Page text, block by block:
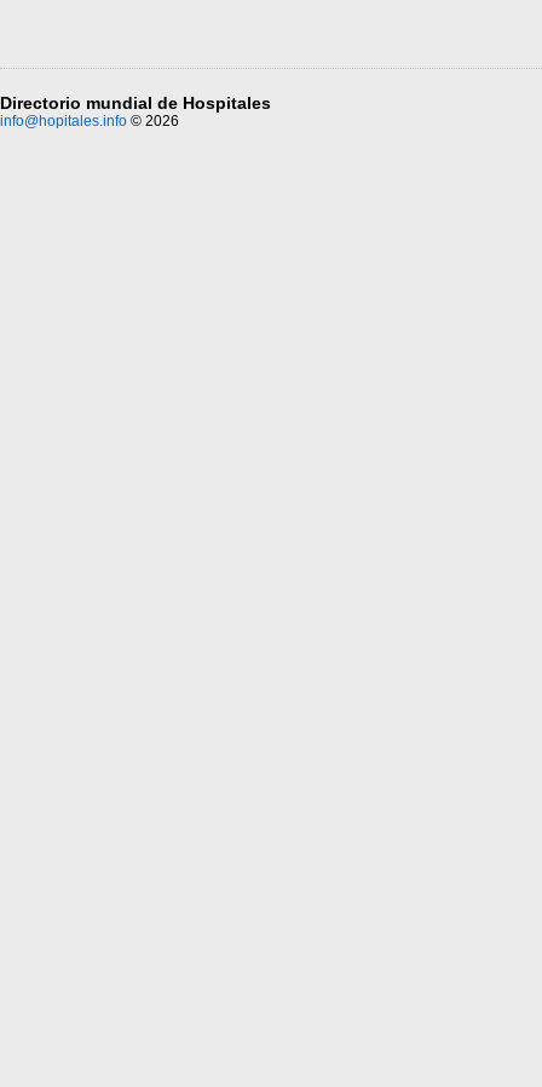
Directorio mundial de Hospitales
info@hopitales.info © 2026